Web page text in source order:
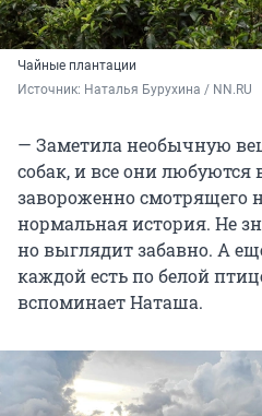
Чайные плантации
Источник: Наталья Бурухина / NN.RU
— Заметила необычную
собак, и все они любуются
завороженно смотрящего
нормальная история. Не
но выглядит забавно. А
каждой есть по белой
вспоминает Наташа.